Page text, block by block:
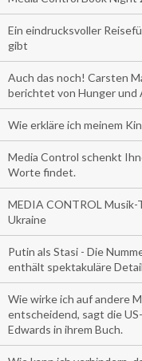
Ein eindrucksvoller
gibt
Auch das noch! Carsten
berichtet von Hunger und
Wie erkläre ich meinem
Media Control schenkt
Worte findet.
MEDIA CONTROL
Ukraine
Putin als Stasi - Die
enthält spektakuläre
Wie wirke ich auf andere
entscheidend, sagt die
Edwards in ihrem Buch.